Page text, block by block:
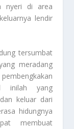
nyeri di area
lendir
tersumbat
meradang
inilah yang
keluar dari
hidungnya
membuat